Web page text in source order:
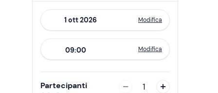
forward
to
interact
with
Modifica
09:00 Modifica
Partecipanti 1